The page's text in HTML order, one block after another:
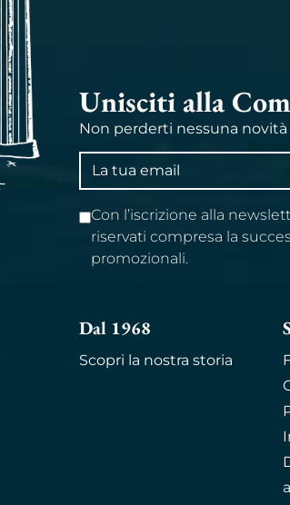
Unisciti alla
Non perderti nessuna
Indirizzo
email
Con l’iscrizione alla
riservati compresa la
promozionali.
Dal 1968
Scopri la nostra storia